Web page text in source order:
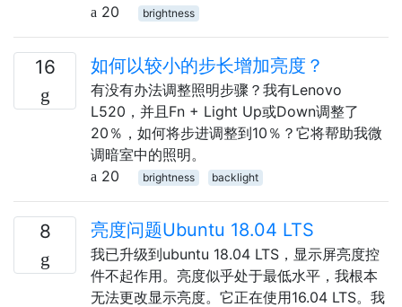
20
brightness
16 如何以较小的步长增加亮度？
有没有办法调整照明步骤？我有Lenovo
L520，并且Fn + Light Up或Down调整了
20％，如何将步进调整到10％？它将帮助我微
调暗室中的照明。
20
brightness backlight
8 亮度问题Ubuntu 18.04 LTS
我已升级到ubuntu 18.04 LTS，显示屏亮度控
件不起作用。亮度似乎处于最低水平，我根本
无法更改显示亮度。它正在使用16.04 LTS。我